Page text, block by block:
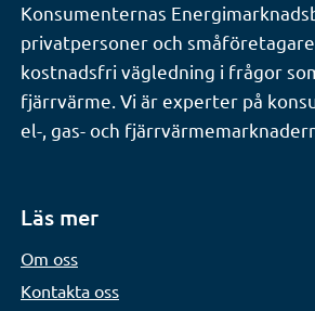
Konsumenternas
privatpersoner och
kostnadsfri vägledning i frågor
fjärrvärme. Vi är experter på
el-, gas- och
Läs mer
Om oss
Kontakta oss